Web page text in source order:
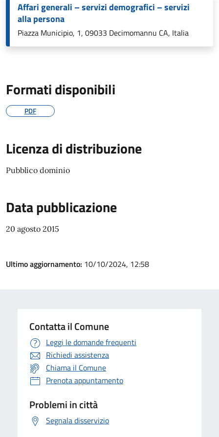
Affari generali – servizi demografici – servizi
alla persona
Piazza Municipio, 1, 09033 Decimomannu CA, Italia
Formati disponibili
PDF
Licenza di distribuzione
Pubblico dominio
Data pubblicazione
20 agosto 2015
Ultimo aggiornamento: 10/10/2024, 12:58
Contatta il Comune
Leggi le domande frequenti
Richiedi assistenza
Chiama il Comune
Prenota appuntamento
Problemi in città
Segnala disservizio